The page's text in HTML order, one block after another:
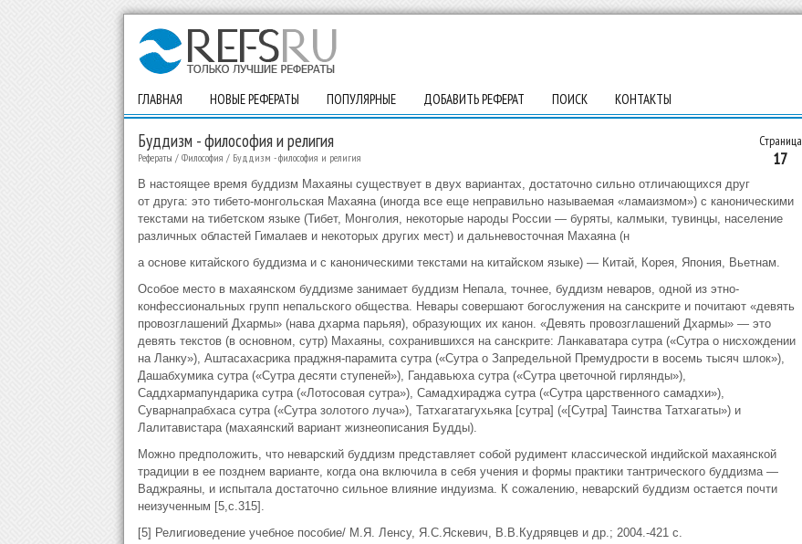
ГЛАВНАЯ НОВЫЕ РЕФЕРАТЫ ПОПУЛЯРНЫЕ ДОБАВИТЬ РЕФЕРАТ ПОИСК КОНТАКТЫ
Страница
17
Буддизм - философия и религия
Рефераты / Философия / Буддизм - философия и религия
В настоящее время буддизм Махаяны существует в двух вариантах, достаточно сильно отличающихся друг
от друга: это тибето-монгольская Махаяна (иногда все еще неправильно называемая «ламаизмом») с каноническими
текстами на тибетском языке (Тибет, Монголия, некоторые народы России — буряты, калмыки, тувинцы, население
различных областей Гималаев и некоторых других мест) и дальневосточная Махаяна (н
а основе китайского буддизма и с каноническими текстами на китайском языке) — Китай, Корея, Япония, Вьетнам.
Особое место в махаянском буддизме занимает буддизм Непала, точнее, буддизм неваров, одной из этно-
конфессиональных групп непальского общества. Невары совершают богослужения на санскрите и почитают «девять
провозглашений Дхармы» (нава дхарма парьяя), образующих их канон. «Девять провозглашений Дхармы» — это
девять текстов (в основном, сутр) Махаяны, сохранившихся на санскрите: Ланкаватара сутра («Сутра о нисхождении
на Ланку»), Аштасахасрика праджня-парамита сутра («Сутра о Запредельной Премудрости в восемь тысяч шлок»),
Дашабхумика сутра («Сутра десяти ступеней»), Гандавьюха сутра («Сутра цветочной гирлянды»),
Саддхармапундарика сутра («Лотосовая сутра»), Самадхираджа сутра («Сутра царственного самадхи»),
Суварнапрабхаса сутра («Сутра золотого луча»), Татхагатагухьяка [сутра] («[Сутра] Таинства Татхагаты») и
Лалитавистара (махаянский вариант жизнеописания Будды).
Можно предположить, что неварский буддизм представляет собой рудимент классической индийской махаянской
традиции в ее позднем варианте, когда она включила в себя учения и формы практики тантрического буддизма —
Ваджраяны, и испытала достаточно сильное влияние индуизма. К сожалению, неварский буддизм остается почти
неизученным [5,c.315].
[5] Религиоведение учебное пособие/ М.Я. Ленсу, Я.С.Яскевич, В.В.Кудрявцев и др.; 2004.-421 с.